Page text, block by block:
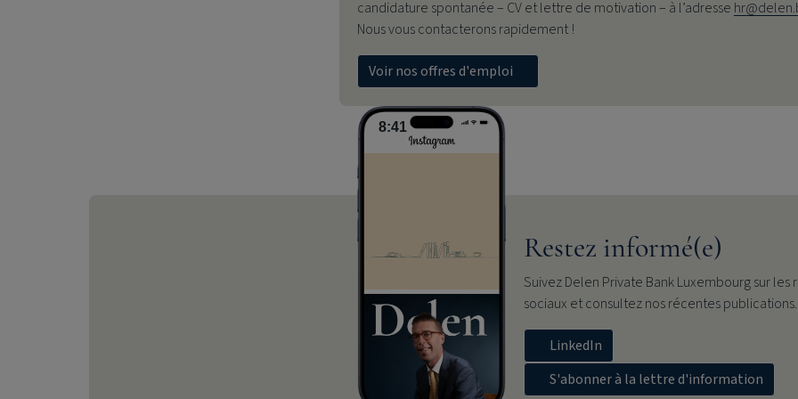
candidature spontanée – CV et lettre de motivation – à l’adresse
Nous vous contacterons rapidement !
Voir nos offres d'emploi
8:41
Restez informé(e)
SuivezDelen Private BankLuxembourg sur les
sociaux et consultez nos récentes publications.
LinkedIn
S'abonner à la lettre d'information